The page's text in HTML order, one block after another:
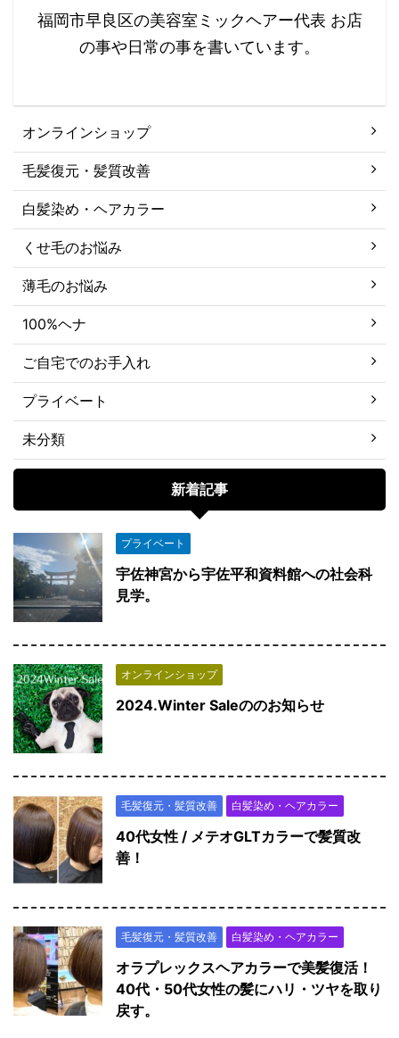
の原因として知られてい
ます。 2. 白髪予防のた
めの栄養素 ...
福岡市早良区の美容室ミックヘアー代表 お店
の事や日常の事を書いています。
オンラインショップ
毛髪復元・髪質改善
白髪染め・ヘアカラー
くせ毛のお悩み
薄毛のお悩み
100%ヘナ
ご自宅でのお手入れ
プライベート
未分類
新着記事
プライベート
宇佐神宮から宇佐平和資料館への社会科
見学。
オンラインショップ
2024.Winter Saleののお知らせ
毛髪復元・髪質改善 白髪染め・ヘアカラー
40代女性 / メテオGLTカラーで髪質改
善！
毛髪復元・髪質改善 白髪染め・ヘアカラー
オラプレックスヘアカラーで美髪復活！
40代・50代女性の髪にハリ・ツヤを取り
戻す。